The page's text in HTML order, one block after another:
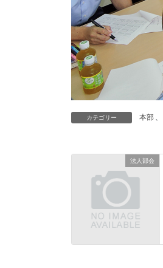
カテゴリー 本部 、
法人部会